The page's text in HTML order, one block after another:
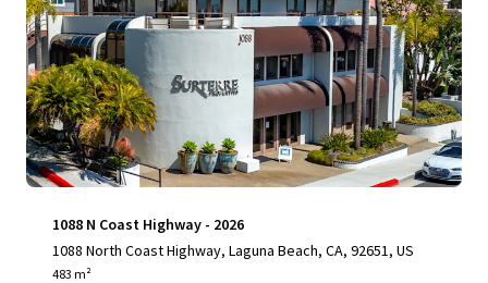
1088 N Coast Highway - 2026
1088 North Coast Highway, Laguna Beach, CA, 92651, US
483 m²